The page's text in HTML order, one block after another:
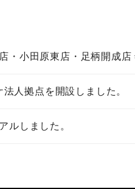
・小田原東店・足柄開成
人拠点を開設しました。
ルしました。